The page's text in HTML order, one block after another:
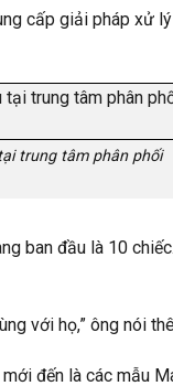
cấp giải pháp xử
trung tâm phân phối
ban đầu là 10 chiếc.
với họ,” ông nói
đến là các mẫu